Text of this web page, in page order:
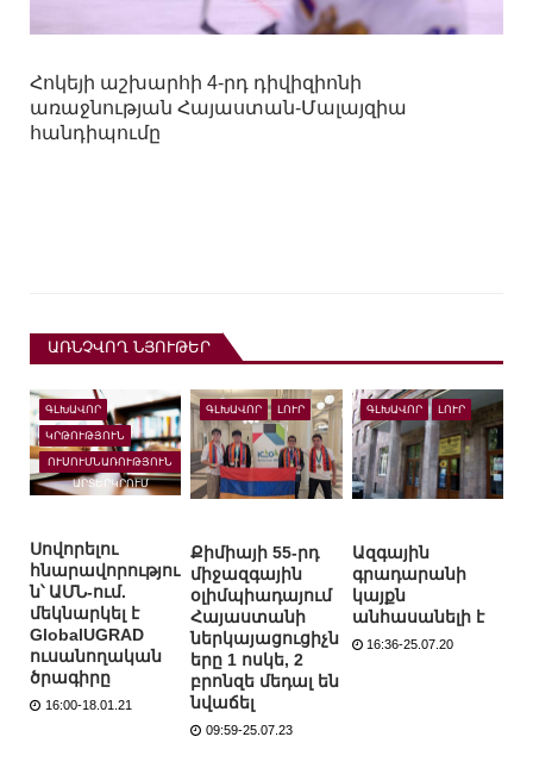
Հոկեյի աշխարհի 4-րդ դիվիզիոնի
առաջնության Հայաստան-Մալայզիա
հանդիպումը
ԱՌՆՉՎՈՂ ՆՅՈՒԹԵՐ
ԳԼԽԱՎՈՐ
ԿՐԹՈՒԹՅՈՒՆ
ՈՒՍՈՒՄՆԱՌՈՒԹՅՈՒՆ
ԱՐՏԵՐԿՐՈՒՄ
Սովորելու
հնարավորությու
ն՝ ԱՄՆ-ում.
մեկնարկել է
GlobalUGRAD
ուսանողական
ծրագիրը
16:00-18.01.21
ԳԼԽԱՎՈՐ ԼՈՒՐ
Քիմիայի 55-րդ
միջազգային
օլիմպիադայում
Հայաստանի
ներկայացուցիչն
երը 1 ոսկե, 2
բրոնզե մեդալ են
նվաճել
09:59-25.07.23
ԳԼԽԱՎՈՐ ԼՈՒՐ
Ազգային
գրադարանի
կայքն
անհասանելի է
16:36-25.07.20